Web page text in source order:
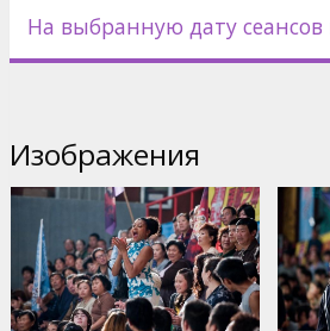
заставляет Ляна добить
просит мира, но Ли заявляет, что
требует, чтобы один из них
В ролях: Jaden Smith, Jackie Chan,
Rongguang Yu, Zhensu Wu
Режиссер: Harald Zwart
Сценарист: Christopher Murphey
На выбранную дату сеансов
Изображения